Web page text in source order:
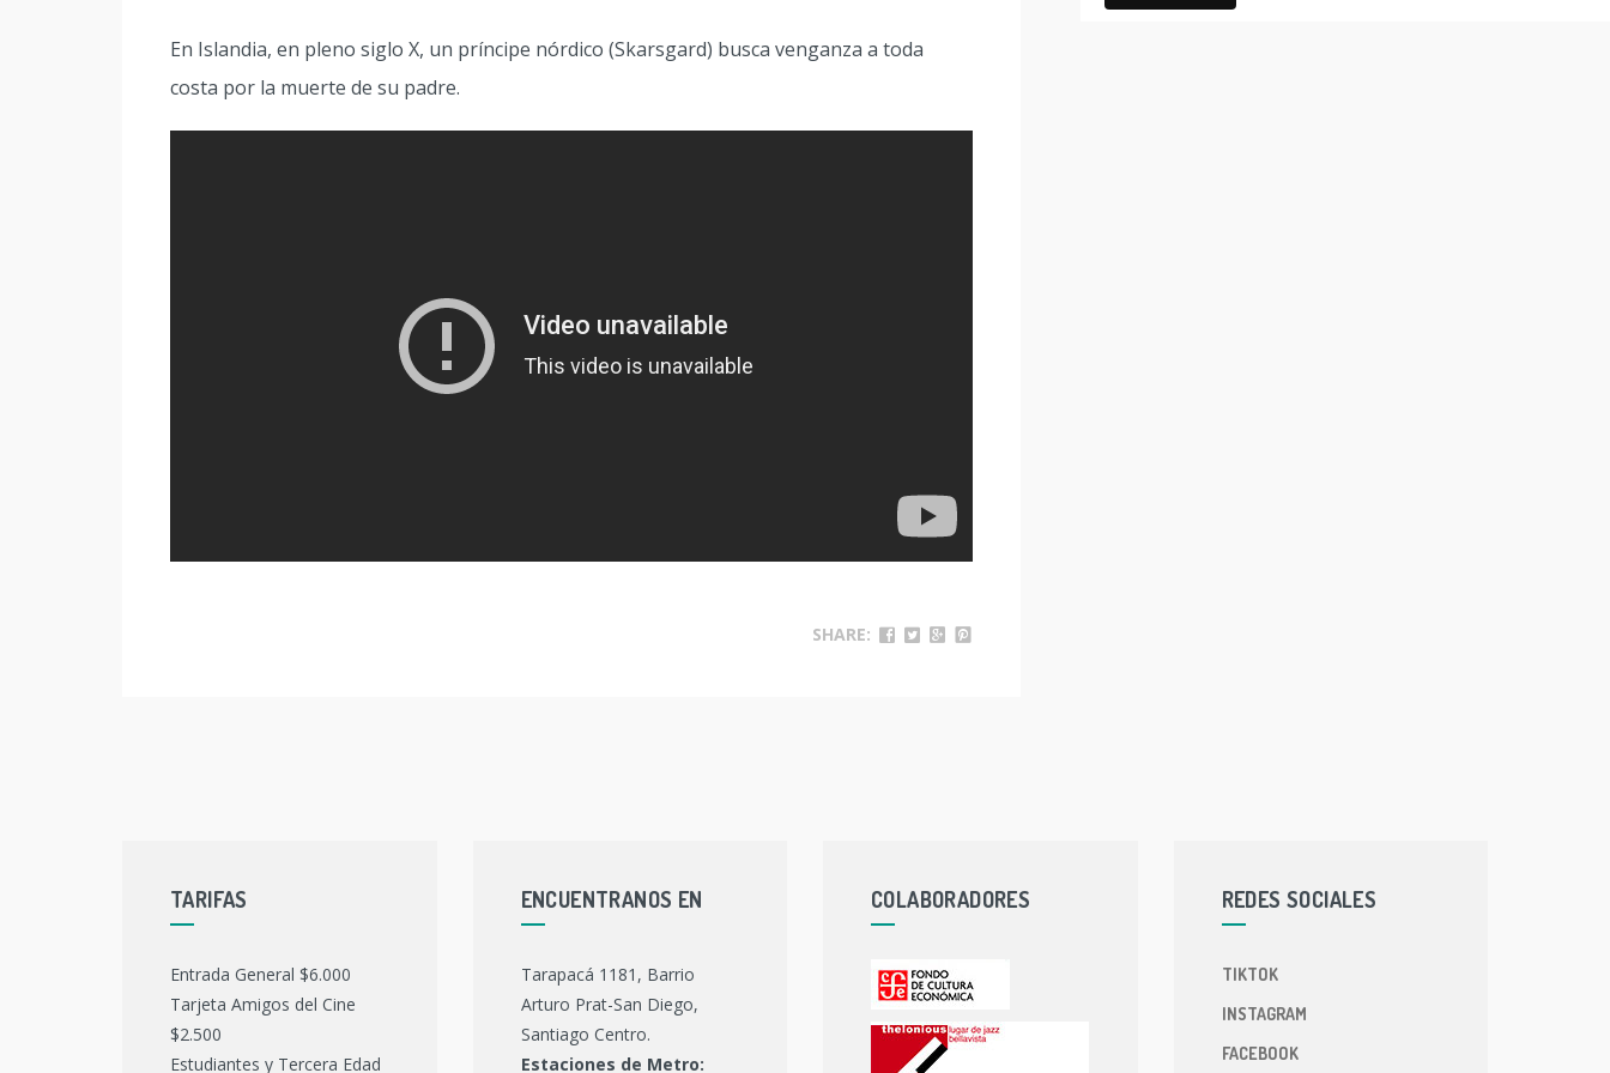
En Islandia, en pleno siglo X, un príncipe nórdico (Skarsgard) busca venganza a toda
costa por la muerte de su padre.
SHARE:
TARIFAS
Entrada General $6.000
Tarjeta Amigos del Cine
$2.500
Estudiantes y Tercera Edad
ENCUENTRANOS EN
Tarapacá 1181, Barrio
Arturo Prat-San Diego,
Santiago Centro.
Estaciones de Metro:
COLABORADORES REDES SOCIALES
TIKTOK
INSTAGRAM
FACEBOOK